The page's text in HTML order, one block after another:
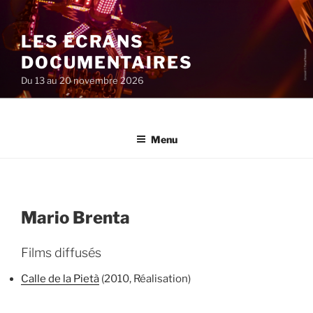
au
contenu
principal
LES ÉCRANS
DOCUMENTAIRES
Du 13 au 20 novembre 2026
Menu
Mario Brenta
Films diffusés
Calle de la Pietà (2010, Réalisation)